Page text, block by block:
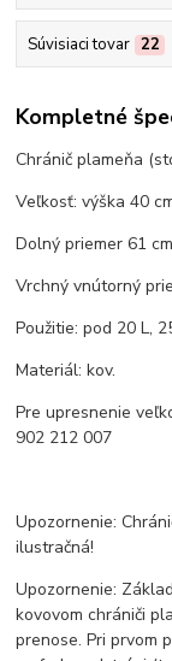
Súvisiaci tovar 22
Kompletné
Chránič plameňa
Veľkosť: výška 40
Dolný priemer 61
Vrchný vnútorný
Použitie: pod 20 L,
Materiál: kov.
Pre upresnenie
902 212 007
Upozornenie:
ilustračná!
Upozornenie:
kovovom chrániči
prenose. Pri prvom